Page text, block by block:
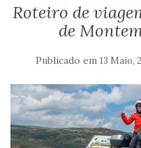
Roteiro de
de
Publicado em 13 Maio,